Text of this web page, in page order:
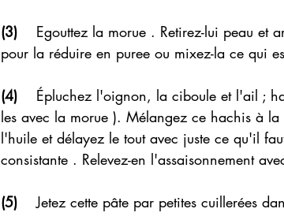
(3)
Egouttez la morue . Retirez-lui peau et
pour la réduire en puree ou mixez-la ce qui
(4)
Épluchez l'oignon, la ciboule et l'ail ;
les avec la morue ). Mélangez ce hachis à
l'huile et délayez le tout avec juste ce qu'il
consistante . Relevez-en l'assaisonnement
(5)
Jetez cette pâte par petites cuillerées